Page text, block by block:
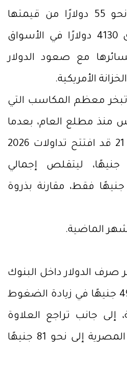
كما فقدت الأونصة نحو 55 دولارًا من قيمتها
لتتداول قرب مستوى 4130 دولارًا في الأسواق
مع صعود الدولار
الأمريكية.
تبخر معظم المكاسب التي
منذ مطلع العام، بعدما
كان غرام الذهب عيار 21 قد افتتح تداولات 2026
عند مستوى 5830 جنيهًا، ليتقلص إجمالي
مكاسبه إلى نحو 20 جنيهًا فقط، مقارنة بذروة
الماضية.
الدولار داخل البنوك
المصرية إلى نحو 49.88 جنيهًا في زيادة الضغوط
إلى جانب تراجع العلاوة
السعرية في السوق المصرية إلى نحو 81 جنيهًا